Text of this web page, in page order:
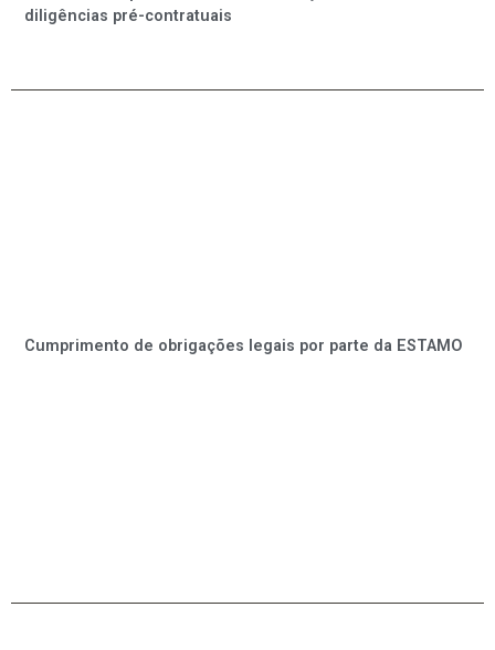
diligências pré-contratuais
Cumprimento de obrigações legais por parte da ESTAMO